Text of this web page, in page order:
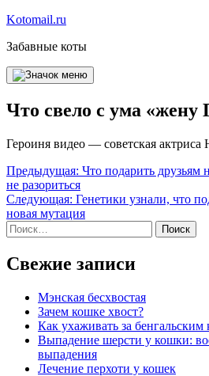
Перейти
содержимому
Kotomail.ru
Забавные коты
Что свело с ума «жену
Героиня видео — советская актриса
Навигация
по
записям
Предыдущая: Что подарить друзьям
не разориться
Следующая: Генетики узнали, что
новая мутация
Найти:
Свежие записи
Мэнская бесхвостая
Зачем кошке хвост?
Как ухаживать за бенгальским
Выпадение шерсти у кошки:
выпадения
Лечение перхоти у кошек